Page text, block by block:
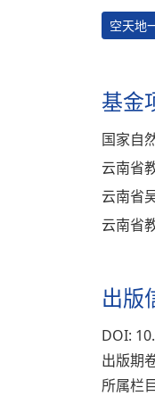
空天地
基金
国家自
云南省
云南省
云南省
出版
DOI:
出版期
所属栏